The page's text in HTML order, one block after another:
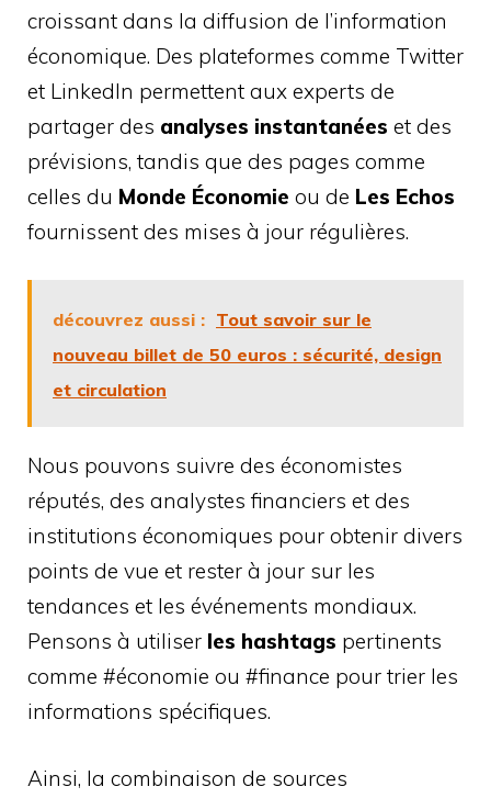
croissant dans la diffusion de l’information
économique. Des plateformes comme Twitter
et LinkedIn permettent aux experts de
partager des analyses instantanées et des
prévisions, tandis que des pages comme
celles du Monde Économie ou de Les Echos
fournissent des mises à jour régulières.
découvrez aussi : Tout savoir sur le
nouveau billet de 50 euros : sécurité, design
et circulation
Nous pouvons suivre des économistes
réputés, des analystes financiers et des
institutions économiques pour obtenir divers
points de vue et rester à jour sur les
tendances et les événements mondiaux.
Pensons à utiliser les hashtags pertinents
comme #économie ou #finance pour trier les
informations spécifiques.
Ainsi, la combinaison de sources